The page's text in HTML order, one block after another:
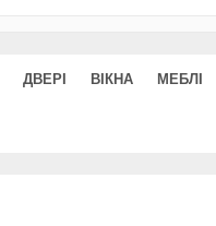
ДВЕРІ ВІКНА МЕБЛІ